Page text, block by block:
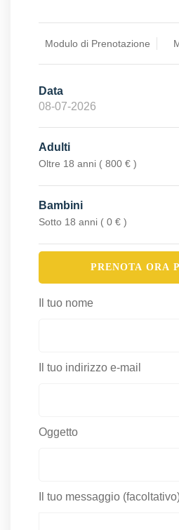
Modulo di Prenotazione
Data
Adulti
Oltre 18 anni ( 800 € )
Bambini
Sotto 18 anni ( 0 € )
PRENOTA ORA
Il tuo nome
Il tuo indirizzo e-mail
Oggetto
Il tuo messaggio